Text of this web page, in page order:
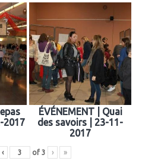
2017
ÉVÉNEMENT | Quai
des savoirs | 23-11-
2017
‹ of3 › »